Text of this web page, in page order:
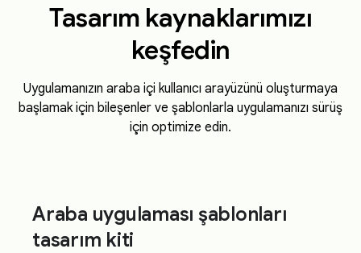
Tasarım kaynaklarımızı
keşfedin
Uygulamanızın araba içi kullanıcı arayüzünü oluşturmaya
başlamak için bileşenler ve şablonlarla uygulamanızı sürüş
için optimize edin.
Araba uygulaması şablonları
tasarım kiti